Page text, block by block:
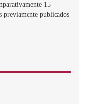
15
previamente publicados